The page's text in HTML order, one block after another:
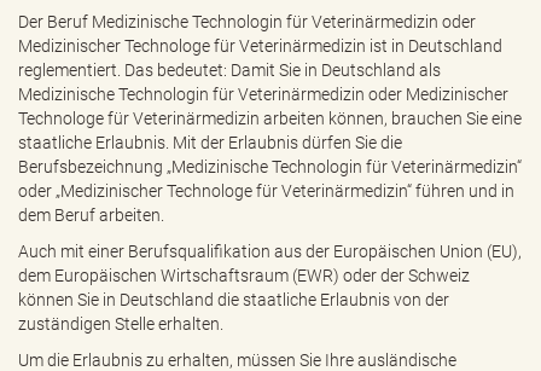
Der Beruf Medizinische Technologin für Veterinärmedizin oder
Medizinischer Technologe für Veterinärmedizin ist in Deutschland
reglementiert. Das bedeutet: Damit Sie in Deutschland als
Medizinische Technologin für Veterinärmedizin oder Medizinischer
Technologe für Veterinärmedizin arbeiten können, brauchen Sie eine
staatliche Erlaubnis. Mit der Erlaubnis dürfen Sie die
Berufsbezeichnung „Medizinische Technologin für Veterinärmedizin“
oder „Medizinischer Technologe für Veterinärmedizin“ führen und in
dem Beruf arbeiten.
Auch mit einer Berufsqualifikation aus der Europäischen Union (EU),
dem Europäischen Wirtschaftsraum (EWR) oder der Schweiz
können Sie in Deutschland die staatliche Erlaubnis von der
zuständigen Stelle erhalten.
Um die Erlaubnis zu erhalten, müssen Sie Ihre ausländische